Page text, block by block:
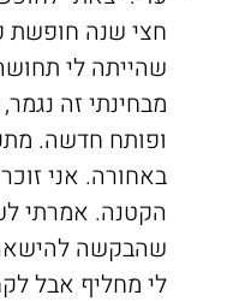
חצי שנה חופשת
שהייתה לי
מבחינתי זה
ופותח חדשה.
באחורה. אני
הקטנה. אמרתי
שהבקשה
לי מחליף אבל